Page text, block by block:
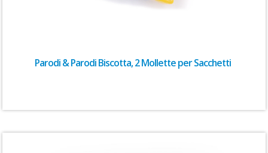
Parodi & Parodi Biscotta, 2 Mollette per Sacchetti